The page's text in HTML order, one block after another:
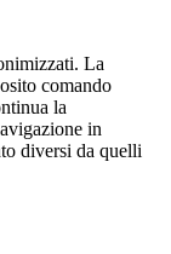
La
comando
la
in
diversi da quelli